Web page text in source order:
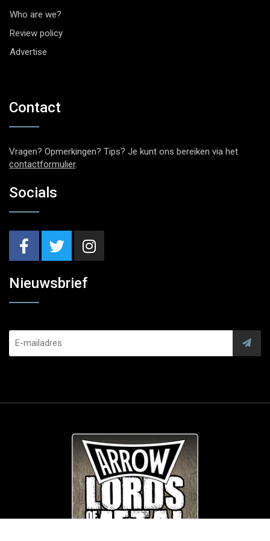
Who are we?
Review policy
Advertise
Contact
Vragen? Opmerkingen? Tips? Je kunt ons bereiken via het
contactformulier.
Socials
Nieuwsbrief